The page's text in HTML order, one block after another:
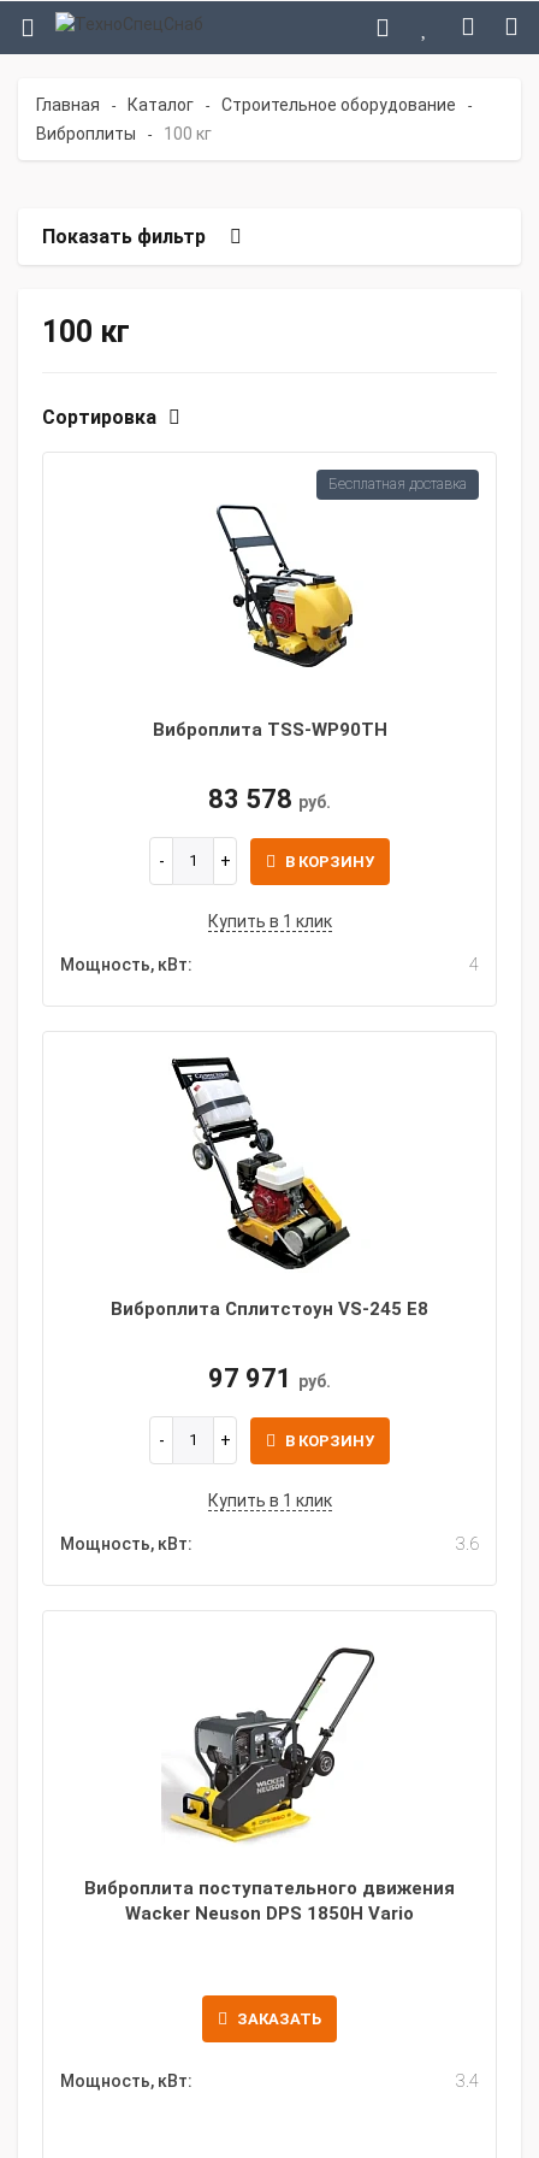
Главная - Каталог - Строительное оборудование -
Виброплиты - 100 кг
Показать фильтр
100 кг
Сортировка
Виброплита TSS-WP90TH
83 578 руб.
В КОРЗИНУ
Купить в 1 клик
Мощность, кВт: 4
Бесплатная доставка
Виброплита Сплитстоун VS-245 E8
97 971 руб.
В КОРЗИНУ
Купить в 1 клик
Мощность, кВт: 3.6
Виброплита поступательного движения
Wacker Neuson DPS 1850H Vario
ЗАКАЗАТЬ
Мощность, кВт: 3.4